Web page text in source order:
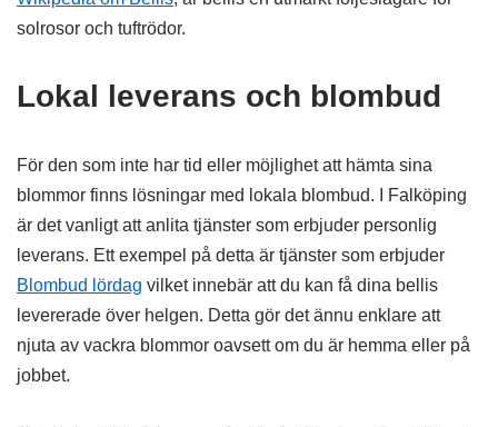
solrosor och tuftrödor.
Lokal leverans och blombud
För den som inte har tid eller möjlighet att hämta sina
blommor finns lösningar med lokala blombud. I Falköping
är det vanligt att anlita tjänster som erbjuder personlig
leverans. Ett exempel på detta är tjänster som erbjuder
Blombud lördag vilket innebär att du kan få dina bellis
levererade över helgen. Detta gör det ännu enklare att
njuta av vackra blommor oavsett om du är hemma eller på
jobbet.